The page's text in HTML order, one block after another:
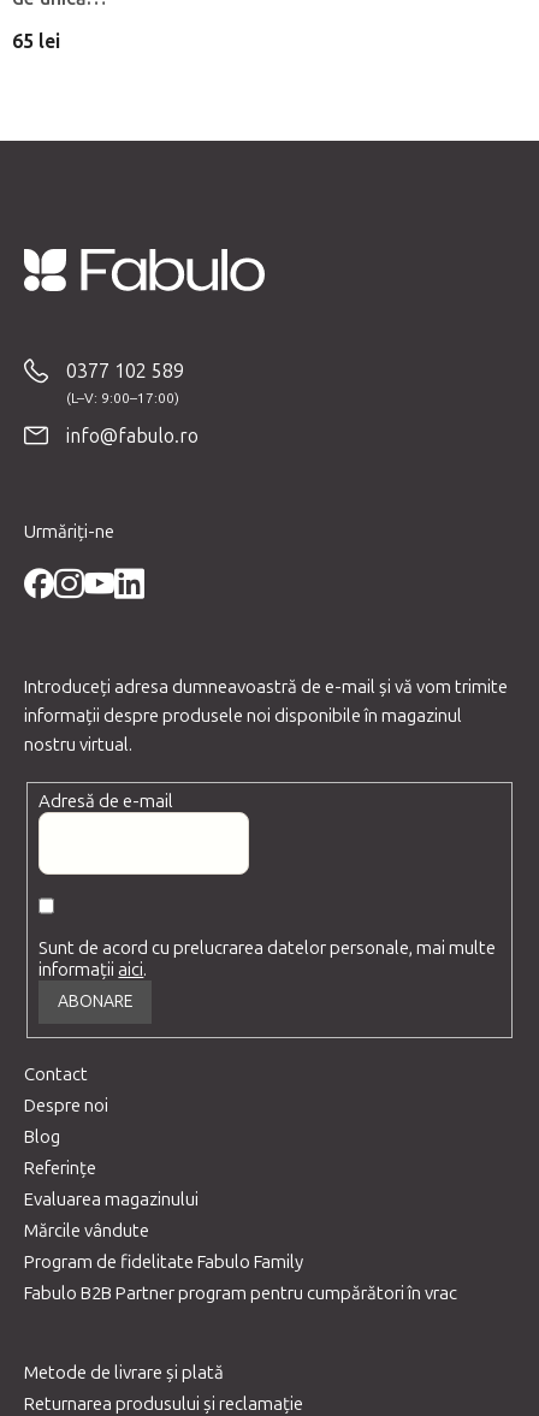
folosintă din
65 lei
0377 102 589
info@fabulo.ro
Urmăriți-ne
Introduceţi adresa dumneavoastră de e-mail şi vă vom trimite
informaţii despre produsele noi disponibile în magazinul
nostru virtual.
Adresă de e-mail
Sunt de acord cu prelucrarea datelor personale, mai multe
informațiiaici.
ABONARE
Contact
Despre noi
Blog
Referințe
Evaluarea magazinului
Mărcile vândute
Program de fidelitate Fabulo Family
Fabulo B2B Partner program pentru cumpărători în vrac
Metode de livrare și plată
Returnarea produsului și reclamație